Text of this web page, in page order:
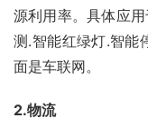
源利用率。具体应
测.智能红绿灯.智能
面是车联网。
2.物流